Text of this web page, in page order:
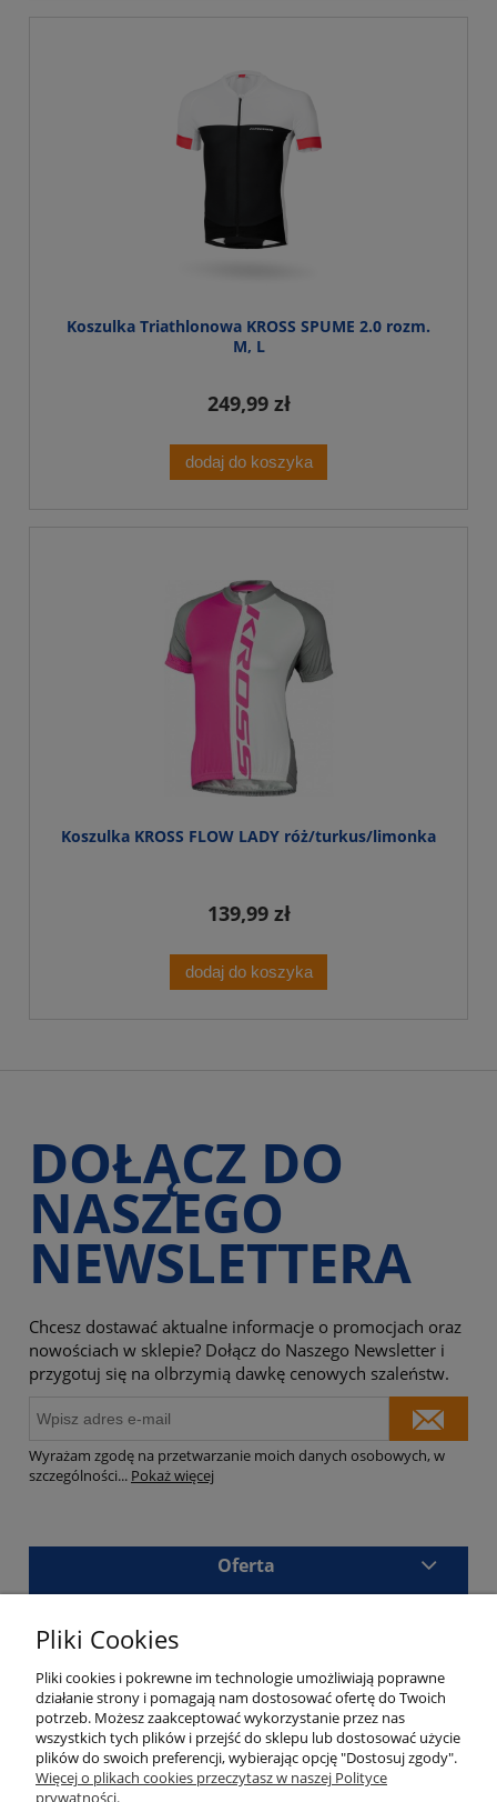
Koszulka Triathlonowa KROSS SPUME 2.0 rozm.
M, L
249,99 zł
dodaj do koszyka
Koszulka KROSS FLOW LADY róż/turkus/limonka
139,99 zł
dodaj do koszyka
DOŁĄCZ DO
NASZEGO
NEWSLETTERA
Chcesz dostawać aktualne informacje o promocjach oraz
nowościach w sklepie? Dołącz do Naszego Newsletter i
przygotuj się na olbrzymią dawkę cenowych szaleństw.
Wyrażam zgodę na przetwarzanie moich danych osobowych, w
szczególności... Pokaż więcej
Oferta
Masz pytania?
Kalisz690 180 533
Pliki Cookies
Pliki cookies i pokrewne im technologie umożliwiają poprawne
działanie strony i pomagają nam dostosować ofertę do Twoich
potrzeb. Możesz zaakceptować wykorzystanie przez nas
wszystkich tych plików i przejść do sklepu lub dostosować użycie
plików do swoich preferencji, wybierając opcję "Dostosuj zgody".
Więcej o plikach cookies przeczytasz w naszej Polityce
prywatności.